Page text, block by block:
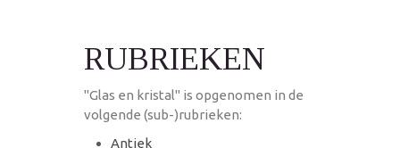
RUBRIEKEN
"Glas en kristal" is opgenomen in de
volgende (sub-)rubrieken:
Antiek